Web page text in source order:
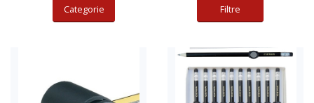
Categorie Filtre